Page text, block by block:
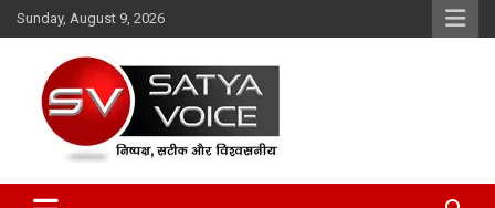
Skip
to
Sunday, August 9, 2026
Satya Voice